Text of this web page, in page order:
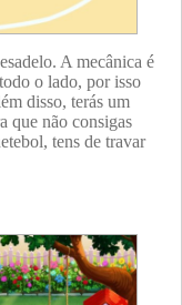
A mecânica é
o lado, por isso
disso, terás um
que não consigas
tens de travar